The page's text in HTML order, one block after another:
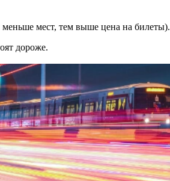
меньше мест, тем выше цена на билеты).
дороже.